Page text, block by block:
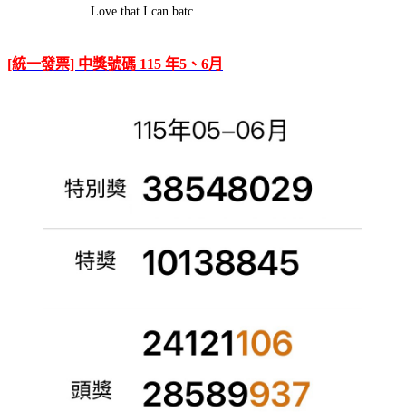
Love that I can batc…
[統一發票] 中獎號碼 115 年5、6月